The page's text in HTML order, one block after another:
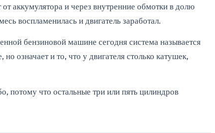
аккумулятора и через внутренние обмотки в долю
воспламенилась и двигатель заработал.
бензиновой машине сегодня система называется
означает и то, что у двигателя столько катушек,
потому что остальные три или пять цилиндров